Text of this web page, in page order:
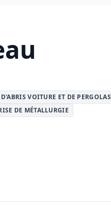
VOITURE ET DE PERGOLAS
DE MÉTALLURGIE